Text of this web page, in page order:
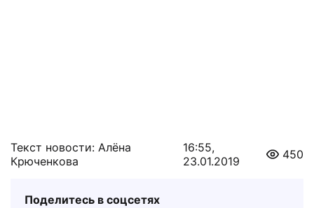
Текст новости: Алёна
Крюченкова
16:55,
23.01.2019
450
Поделитесь в соцсетях